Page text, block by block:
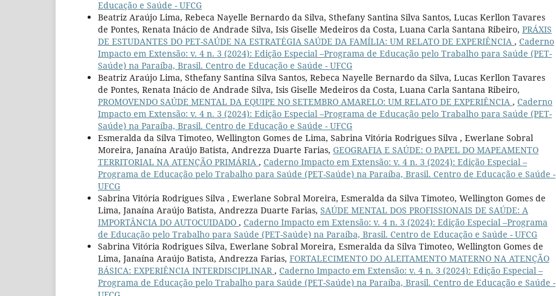
Educação e Saúde - UFCG
Beatriz Araújo Lima, Rebeca Nayelle Bernardo da Silva, Sthefany Santina Silva Santos, Lucas Kerllon Tavares
de Pontes, Renata Inácio de Andrade Silva, Isis Giselle Medeiros da Costa, Luana Carla Santana Ribeiro, PRÁXIS
DE ESTUDANTES DO PET-SAÚDE NA ESTRATÉGIA SAÚDE DA FAMÍLIA: UM RELATO DE EXPERIÊNCIA , Caderno
Impacto em Extensão: v. 4 n. 3 (2024): Edição Especial –Programa de Educação pelo Trabalho para Saúde (PET-
Saúde) na Paraíba, Brasil. Centro de Educação e Saúde - UFCG
Beatriz Araújo Lima, Sthefany Santina Silva Santos, Rebeca Nayelle Bernardo da Silva, Lucas Kerllon Tavares
de Pontes, Renata Inácio de Andrade Silva, Isis Giselle Medeiros da Costa, Luana Carla Santana Ribeiro,
PROMOVENDO SAÚDE MENTAL DA EQUIPE NO SETEMBRO AMARELO: UM RELATO DE EXPERIÊNCIA , Caderno
Impacto em Extensão: v. 4 n. 3 (2024): Edição Especial –Programa de Educação pelo Trabalho para Saúde (PET-
Saúde) na Paraíba, Brasil. Centro de Educação e Saúde - UFCG
Esmeralda da Silva Timoteo, Wellington Gomes de Lima, Sabrina Vitória Rodrigues Silva , Ewerlane Sobral
Moreira, Janaína Araújo Batista, Andrezza Duarte Farias, GEOGRAFIA E SAÚDE: O PAPEL DO MAPEAMENTO
TERRITORIAL NA ATENÇÃO PRIMÁRIA , Caderno Impacto em Extensão: v. 4 n. 3 (2024): Edição Especial –
Programa de Educação pelo Trabalho para Saúde (PET-Saúde) na Paraíba, Brasil. Centro de Educação e Saúde -
UFCG
Sabrina Vitória Rodrigues Silva , Ewerlane Sobral Moreira, Esmeralda da Silva Timoteo, Wellington Gomes de
Lima, Janaína Araújo Batista, Andrezza Duarte Farias, SAÚDE MENTAL DOS PROFISSIONAIS DE SAÚDE: A
IMPORTÂNCIA DO AUTOCUIDADO , Caderno Impacto em Extensão: v. 4 n. 3 (2024): Edição Especial –Programa
de Educação pelo Trabalho para Saúde (PET-Saúde) na Paraíba, Brasil. Centro de Educação e Saúde - UFCG
Sabrina Vitória Rodrigues Silva, Ewerlane Sobral Moreira, Esmeralda da Silva Timoteo, Wellington Gomes de
Lima, Janaína Araújo Batista, Andrezza Farias, FORTALECIMENTO DO ALEITAMENTO MATERNO NA ATENÇÃO
BÁSICA: EXPERIÊNCIA INTERDISCIPLINAR , Caderno Impacto em Extensão: v. 4 n. 3 (2024): Edição Especial –
Programa de Educação pelo Trabalho para Saúde (PET-Saúde) na Paraíba, Brasil. Centro de Educação e Saúde -